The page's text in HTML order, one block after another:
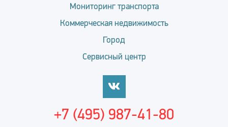
Мониторинг транспорта
Коммерческая недвижимость
Город
Сервисный центр
+7 (495) 987-41-80